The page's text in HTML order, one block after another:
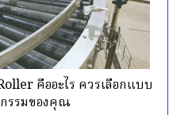
คืออะไร ควรเลือกแบบ
รรมของคุณ